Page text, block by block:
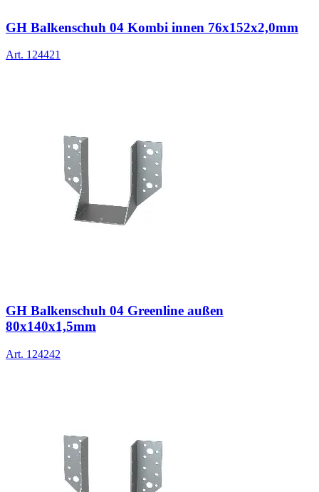
GH Balkenschuh 04 Kombi innen 76x152x2,0mm
Art. 124421
GH Balkenschuh 04 Greenline außen
80x140x1,5mm
Art. 124242